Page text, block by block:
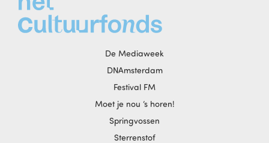
De Mediaweek
DNAmsterdam
Festival FM
Moet je nou ‘s horen!
Springvossen
Sterrenstof